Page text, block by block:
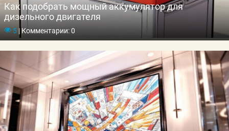
Как подобрать мощный аккумулятор для
дизельного двигателя
5 |Комментарии: 0